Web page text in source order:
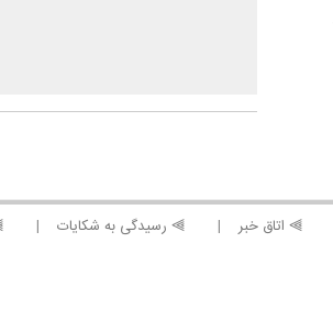
⫸ اتاق خبر ⫸ رسیدگی به شکایات